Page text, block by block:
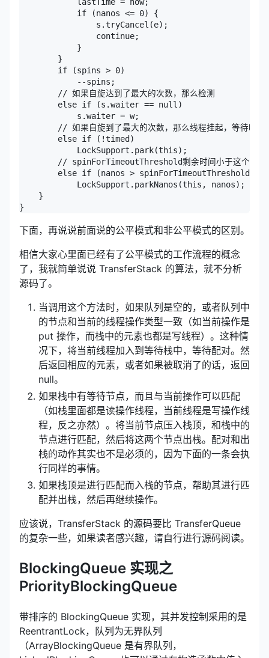
            if (nanos <= 0) {
                s.tryCancel(e);
                continue;
            }
        }
        if (spins > 0)
            --spins;
        // 如果自旋达到了最大的次数，那么检测
        else if (s.waiter == null)
            s.waiter = w;
        // 如果自旋到了最大的次数，那么线程挂起，等待唤醒
        else if (!timed)
            LockSupport.park(this);
// spinForTimeoutThreshold剩余时间小于这个阈值
        else if (nanos > spinForTimeoutThreshold)
            LockSupport.parkNanos(this, nanos);
    }
}
下面，再说说前面说的公平模式和非公平模式的区别。
相信大家心里面已经有了公平模式的工作流程的概念
了，我就简单说说 TransferStack 的算法，就不分析
源码了。
当调用这个方法时，如果队列是空的，或者队列中
的节点和当前的线程操作类型一致（如当前操作是
put 操作，而栈中的元素也都是写线程）。这种情
况下，将当前线程加入到等待栈中，等待配对。然
后返回相应的元素，或者如果被取消了的话，返回
null。
如果栈中有等待节点，而且与当前操作可以匹配
（如栈里面都是读操作线程，当前线程是写操作线
程，反之亦然）。将当前节点压入栈顶，和栈中的
节点进行匹配，然后将这两个节点出栈。配对和出
栈的动作其实也不是必须的，因为下面的一条会执
行同样的事情。
如果栈顶是进行匹配而入栈的节点，帮助其进行匹
配并出栈，然后再继续操作。
应该说，TransferStack 的源码要比 TransferQueue
的复杂一些，如果读者感兴趣，请自行进行源码阅读。
BlockingQueue 实现之
PriorityBlockingQueue
带排序的 BlockingQueue 实现，其并发控制采用的是
ReentrantLock，队列为无界队列
（ArrayBlockingQueue 是有界队列，